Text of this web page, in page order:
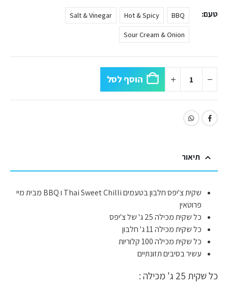
טעם BBQ
Hot & Spicy
Salt & Vinegar
Sour Cream & Onion
הוסף לסל
תיאור
שקית צ'יפס חלבון בטעמים Thai Sweet Chilli ו BBQ מבית מיי
פרוטאין
כל שקית מכילה 25 ג' של צ'יפס
כל שקית מכילה 11 ג' חלבון
כל שקית מכילה 100 קלוריות
עשיר בסיבים תזונתיים
כל שקית 25 ג' מכילה :